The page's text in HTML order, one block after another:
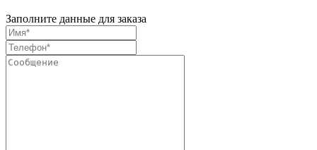
Заполните данные для заказа